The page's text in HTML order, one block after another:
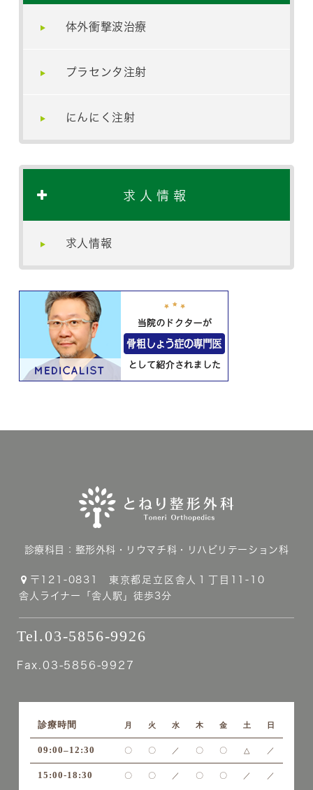
体外衝撃波治療
プラセンタ注射
にんにく注射
求人情報
求人情報
診療科目： 整形外科・リウマチ科・リハビリテーション科
〒121-0831
東京都足立区舎人１丁目11-10
舎人ライナー「舎人駅」徒歩3分
Tel.03-5856-9926
Fax.03-5856-9927
診療時間 月 火 水 木 金 土 日
09:00–12:30 〇 〇 ／ 〇 〇 △ ／
15:00-18:30 〇 〇 ／ 〇 〇 ／ ／